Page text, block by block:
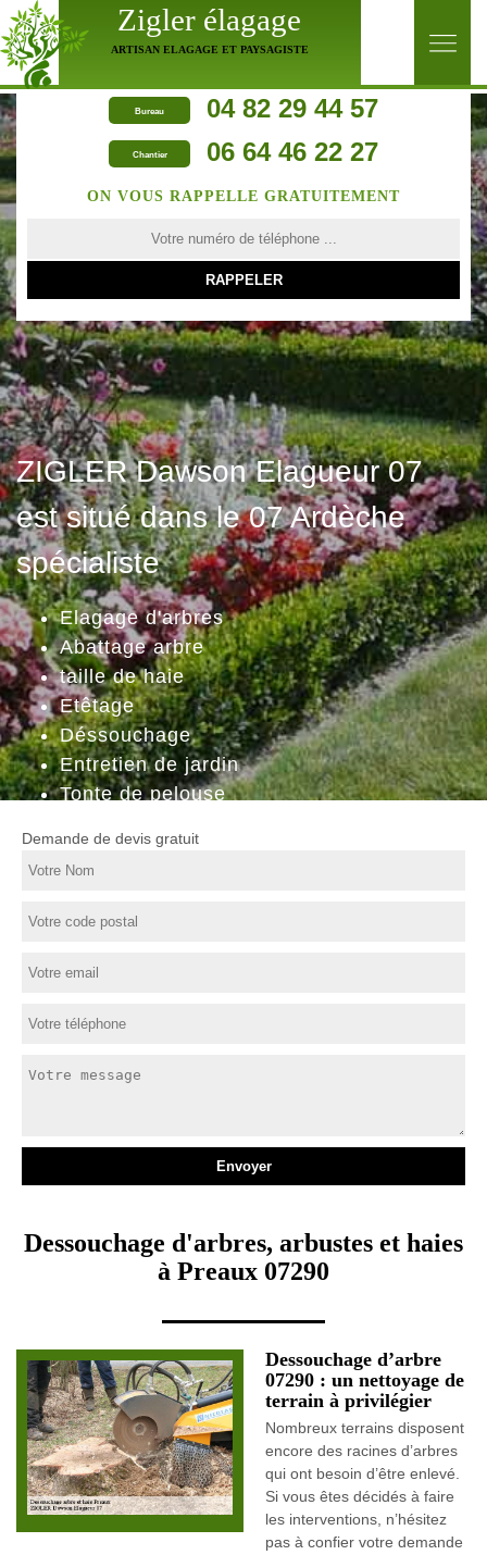
Zigler élagage
ARTISAN ELAGAGE ET PAYSAGISTE
Bureau 04 82 29 44 57
Chantier 06 64 46 22 27
ZIGLER Dawson Elagueur 07
est situé dans le 07 Ardèche
spécialiste
Elagage d'arbres
Abattage arbre
taille de haie
Etêtage
Déssouchage
Entretien de jardin
Tonte de pelouse
ON VOUS RAPPELLE GRATUITEMENT
Demande de devis gratuit
Dessouchage d'arbres, arbustes et haies
à Preaux 07290
Dessouchage d’arbre
07290 : un nettoyage de
terrain à privilégier
Nombreux terrains disposent
encore des racines d’arbres
qui ont besoin d’être enlevé.
Si vous êtes décidés à faire
les interventions, n’hésitez
pas à confier votre demande